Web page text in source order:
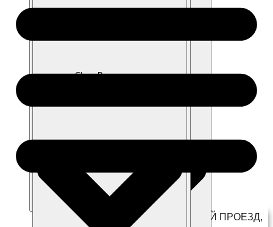
Г. КОТЕЛЬНИКИ, КОММЕРЧЕСКИЙ ПРОЕЗД,
Close Владельцам